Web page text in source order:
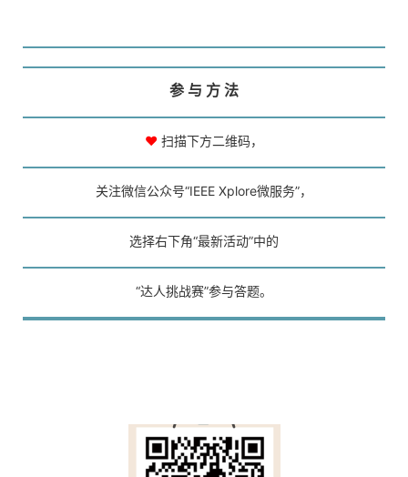
参 与 方 法
♥ 扫描下方二维码，
关注微信公众号“IEEE Xplore微服务”，
选择右下角“最新活动”中的
“达人挑战赛”参与答题。